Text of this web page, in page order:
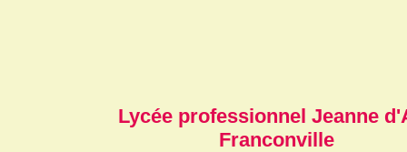
Lycée professionnel Jeanne
Franconville